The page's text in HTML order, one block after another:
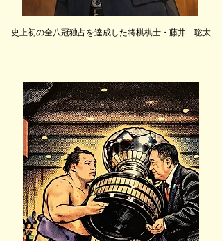
史上初の全八冠独占を達成した将棋棋士・藤井 聡太